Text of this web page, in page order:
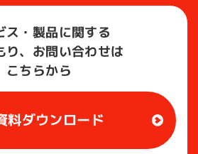
ス・製品に関する
り、お問い合わせは
こちらから
料ダウンロード